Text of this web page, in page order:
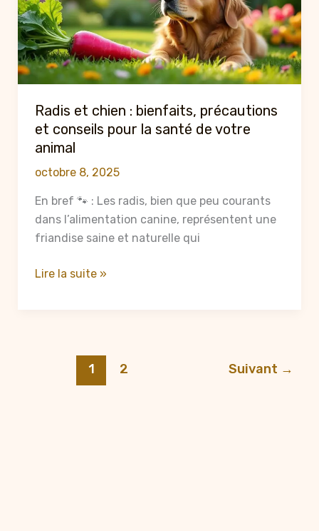
chien
:
bienfaits,
utilisation
et
conseils
2025
Radis et chien : bienfaits, précautions
et conseils pour la santé de votre
animal
octobre 8, 2025
En bref 🐾 : Les radis, bien que peu courants
dans l’alimentation canine, représentent une
friandise saine et naturelle qui
Radis
précautions
Lire la suite »
1 2 Suivant →